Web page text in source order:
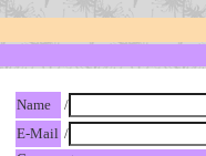
Name
/
E-Mail /